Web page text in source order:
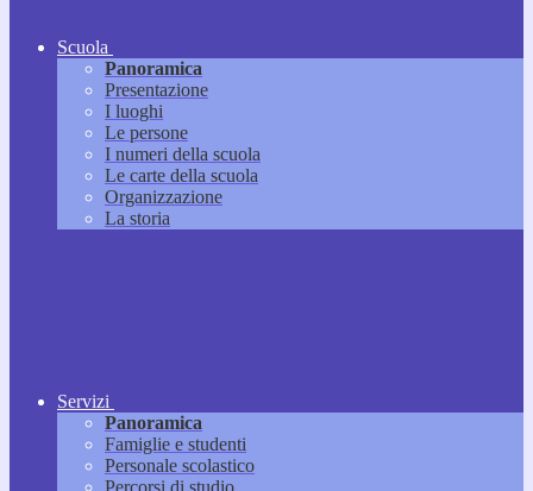
Scuola
Panoramica
Presentazione
I luoghi
Le persone
I numeri della scuola
Le carte della scuola
Organizzazione
La storia
Servizi
Panoramica
Famiglie e studenti
Personale scolastico